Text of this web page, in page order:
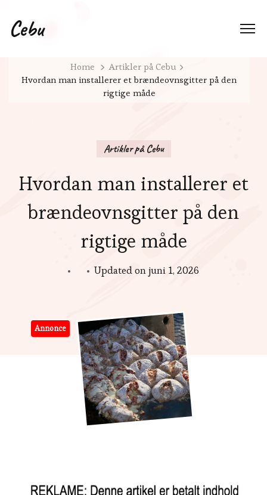
Cebu
Home
Artikler på Cebu
Hvordan man installerer et brændeovnsgitter på den
rigtige måde
Artikler på Cebu
Hvordan man installerer et
brændeovnsgitter på den
rigtige måde
Updated on juni 1, 2026
Annonce